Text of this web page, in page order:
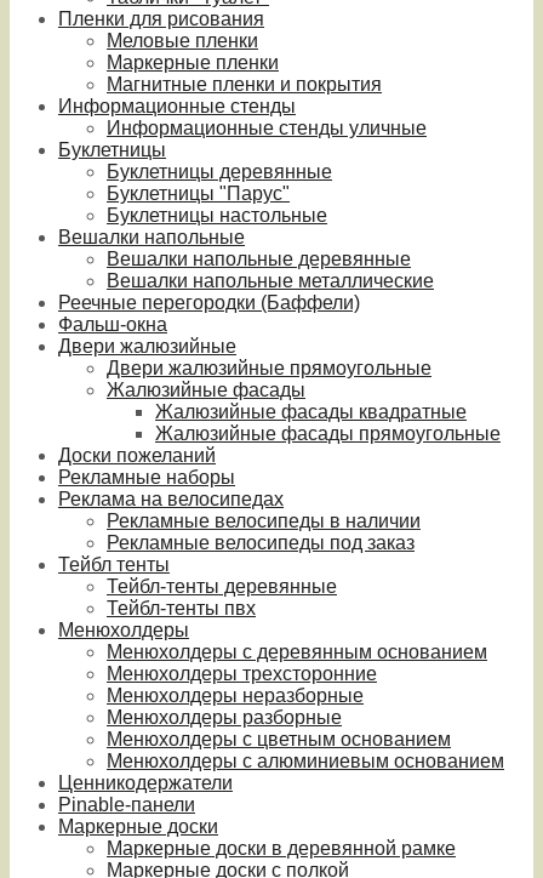
Пленки для рисования
Меловые пленки
Маркерные пленки
Магнитные пленки и покрытия
Информационные стенды
Информационные стенды уличные
Буклетницы
Буклетницы деревянные
Буклетницы "Парус"
Буклетницы настольные
Вешалки напольные
Вешалки напольные деревянные
Вешалки напольные металлические
Реечные перегородки (Баффели)
Фальш-окна
Двери жалюзийные
Двери жалюзийные прямоугольные
Жалюзийные фасады
Жалюзийные фасады квадратные
Жалюзийные фасады прямоугольные
Доски пожеланий
Рекламные наборы
Реклама на велосипедах
Рекламные велосипеды в наличии
Рекламные велосипеды под заказ
Тейбл тенты
Тейбл-тенты деревянные
Тейбл-тенты пвх
Менюхолдеры
Менюхолдеры с деревянным основанием
Менюхолдеры трехсторонние
Менюхолдеры неразборные
Менюхолдеры разборные
Менюхолдеры с цветным основанием
Менюхолдеры с алюминиевым основанием
Ценникодержатели
Pinable-панели
Маркерные доски
Маркерные доски в деревянной рамке
Маркерные доски с полкой